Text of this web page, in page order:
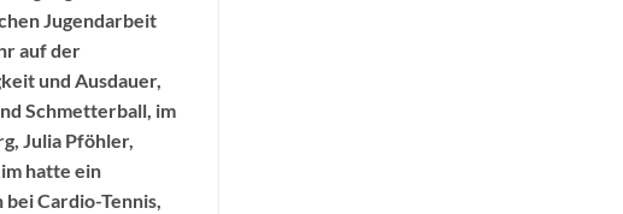
Jugendarbeit
auf der
und Ausdauer,
Schmetterball, im
Julia Pföhler,
hatte ein
Cardio-Tennis,